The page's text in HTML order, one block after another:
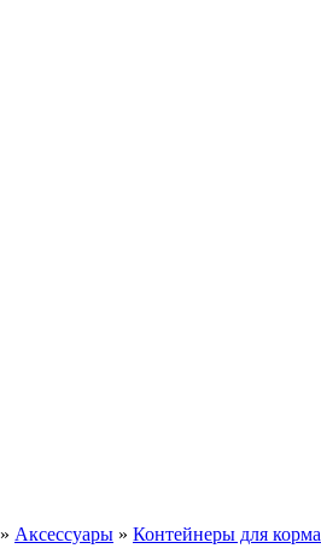
» Аксессуары » Контейнеры для корма